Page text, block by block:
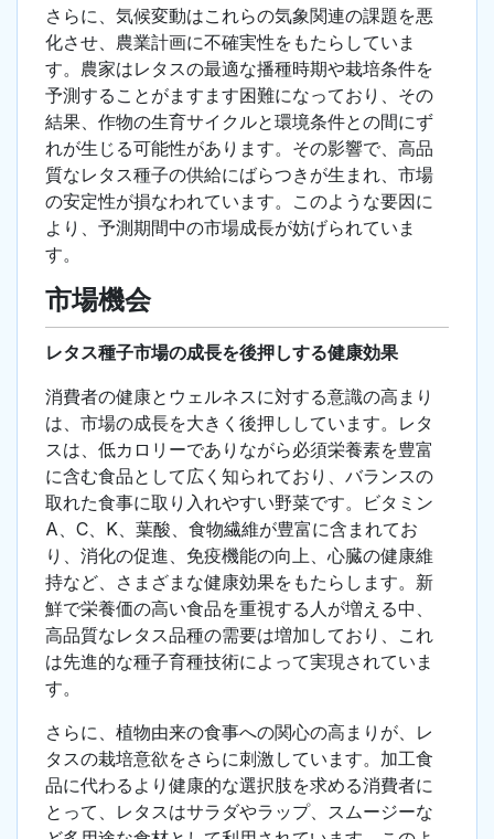
さらに、気候変動はこれらの気象関連の課題を悪
化させ、農業計画に不確実性をもたらしていま
す。農家はレタスの最適な播種時期や栽培条件を
予測することがますます困難になっており、その
結果、作物の生育サイクルと環境条件との間にず
れが生じる可能性があります。その影響で、高品
質なレタス種子の供給にばらつきが生まれ、市場
の安定性が損なわれています。このような要因に
より、予測期間中の市場成長が妨げられていま
す。
市場機会
レタス種子市場の成長を後押しする健康効果
消費者の健康とウェルネスに対する意識の高まり
は、市場の成長を大きく後押ししています。レタ
スは、低カロリーでありながら必須栄養素を豊富
に含む食品として広く知られており、バランスの
取れた食事に取り入れやすい野菜です。ビタミン
A、C、K、葉酸、食物繊維が豊富に含まれてお
り、消化の促進、免疫機能の向上、心臓の健康維
持など、さまざまな健康効果をもたらします。新
鮮で栄養価の高い食品を重視する人が増える中、
高品質なレタス品種の需要は増加しており、これ
は先進的な種子育種技術によって実現されていま
す。
さらに、植物由来の食事への関心の高まりが、レ
タスの栽培意欲をさらに刺激しています。加工食
品に代わるより健康的な選択肢を求める消費者に
とって、レタスはサラダやラップ、スムージーな